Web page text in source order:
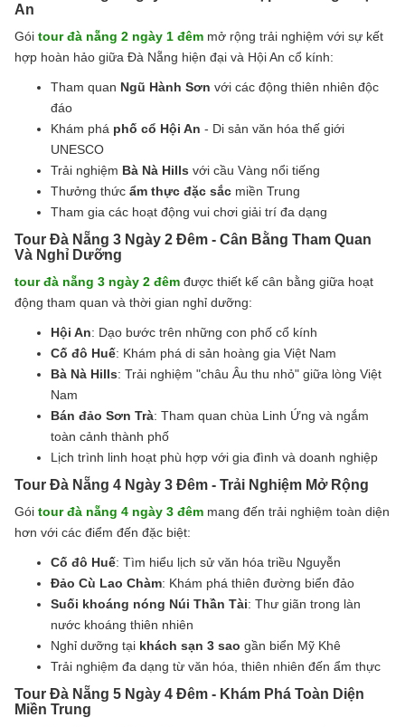
An
Góitour đà nẵng 2 ngày 1 đêm mở rộng trải nghiệm với sự kết
hợp hoàn hảo giữa Đà Nẵng hiện đại và Hội An cổ kính:
Tham quan Ngũ Hành Sơn với các động thiên nhiên độc
đáo
Khám phá phố cổ Hội An - Di sản văn hóa thế giới
UNESCO
Trải nghiệm Bà Nà Hills với cầu Vàng nổi tiếng
Thưởng thứcẩm thực đặc sắc miền Trung
Tham gia các hoạt động vui chơi giải trí đa dạng
Tour Đà Nẵng 3 Ngày 2 Đêm - Cân Bằng Tham Quan
Và Nghỉ Dưỡng
tour đà nẵng 3 ngày 2 đêm được thiết kế cân bằng giữa hoạt
động tham quan và thời gian nghỉ dưỡng:
Hội An: Dạo bước trên những con phố cổ kính
Cố đô Huế: Khám phá di sản hoàng gia Việt Nam
Bà Nà Hills: Trải nghiệm "châu Âu thu nhỏ" giữa lòng Việt
Nam
Bán đảo Sơn Trà: Tham quan chùa Linh Ứng và ngắm
toàn cảnh thành phố
Lịch trình linh hoạt phù hợp với gia đình và doanh nghiệp
Tour Đà Nẵng 4 Ngày 3 Đêm - Trải Nghiệm Mở Rộng
Góitour đà nẵng 4 ngày 3 đêm mang đến trải nghiệm toàn diện
hơn với các điểm đến đặc biệt:
Cố đô Huế: Tìm hiểu lịch sử văn hóa triều Nguyễn
Đảo Cù Lao Chàm: Khám phá thiên đường biển đảo
Suối khoáng nóng Núi Thần Tài: Thư giãn trong làn
nước khoáng thiên nhiên
Nghỉ dưỡng tại khách sạn 3 sao gần biển Mỹ Khê
Trải nghiệm đa dạng từ văn hóa, thiên nhiên đến ẩm thực
Tour Đà Nẵng 5 Ngày 4 Đêm - Khám Phá Toàn Diện
Miền Trung